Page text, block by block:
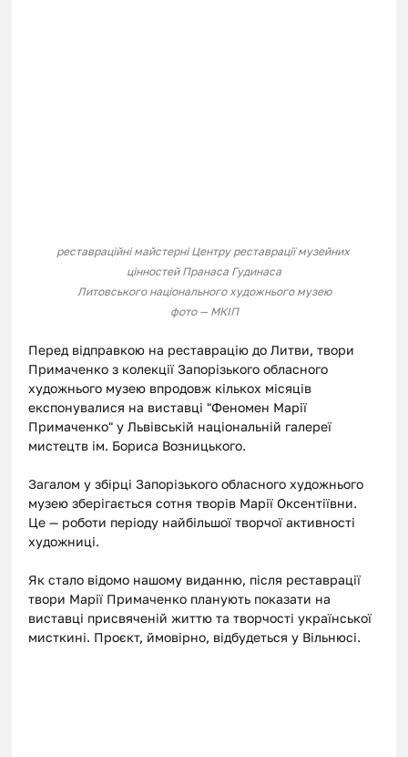
реставраційні майстерні Центру реставрації музейних
цінностей Пранаса Гудинаса
Литовського національного художнього музею
фото — МКІП
Перед відправкою на реставрацію до Литви, твори
Примаченко з колекції Запорізького обласного
художнього музею впродовж кількох місяців
експонувалися на виставці "Феномен Марії
Примаченко" у Львівській національній галереї
мистецтв ім. Бориса Возницького.
Загалом у збірці Запорізького обласного художнього
музею зберігається сотня творів Марії Оксентіївни.
Це — роботи періоду найбільшої творчої активності
художниці.
Як стало відомо нашому виданню, після реставрації
твори Марії Примаченко планують показати на
виставці присвяченій життю та творчості української
мисткині. Проєкт, ймовірно, відбудеться у Вільнюсі.